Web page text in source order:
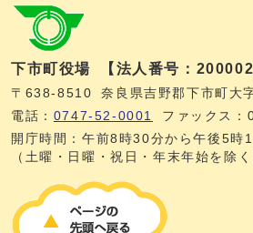
下市町役場 【法人番号：
〒638-8510
奈良県吉野郡下市町大
電話： 0747‐52‐0001
ファックス
開庁時間：午前8時30分から午後5時
（土曜・日曜・祝日・年末年始を除く